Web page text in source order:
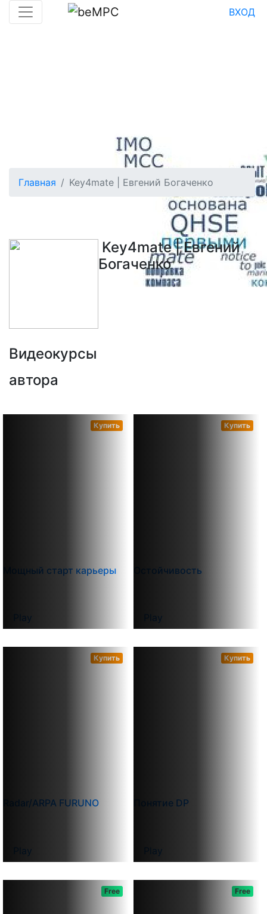
ВХОД
Главная Key4mate | Евгений Богаченко
Key4mate | Евгений
Богаченко
Видеокурсы
автора
Купить
Мощный старт карьеры
Play
Купить
Остойчивость
Play
Купить
Radar/ARPA FURUNO
Play
Купить
Понятие DP
Play
Free Free